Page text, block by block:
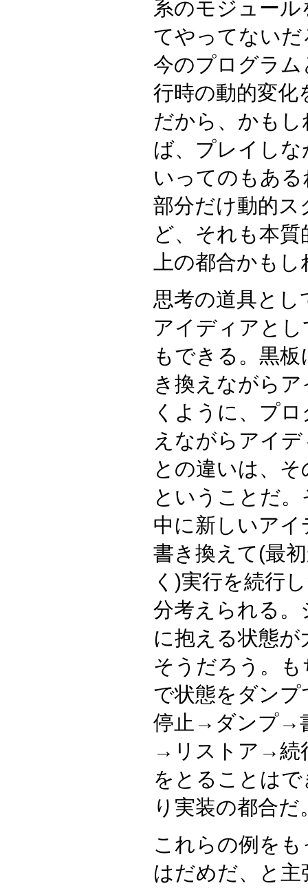
系のモジュー
てやってない
今のプログラ
行時の動的変化
だから、かも
ば、プレイし
いってのもあ
部分だけ動的
ど、それも本
上の都合かも
思考の道具とし
アイディアと
もできる。黒
き換えながら
くように、プ
えながらアイ
との違いは、
ということだ
中に新しいア
書き換えて(最
く)実行を続行
分考えられる
に抱える状態
そうだろう。
で状態をダン
停止→ダンプ→
→リストア→続
をとることは
り実装の都合だ
これらの例を
はだめだ、と